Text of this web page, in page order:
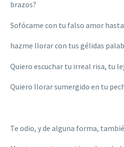
brazos?
Sofócame con tu falso amor
hazme llorar con tus gélidas
Quiero escuchar tu irreal risa, tu
Quiero llorar sumergido en tu
Te odio, y de alguna forma,